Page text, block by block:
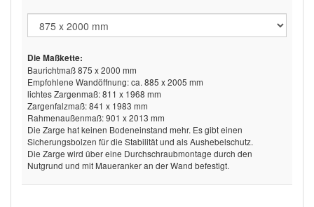
Die Maßkette:
Baurichtmaß 875 x 2000 mm
Empfohlene Wandöffnung: ca. 885 x 2005 mm
lichtes Zargenmaß: 811 x 1968 mm
Zargenfalzmaß: 841 x 1983 mm
Rahmenaußenmaß: 901 x 2013 mm
Die Zarge hat keinen Bodeneinstand mehr. Es gibt einen
Sicherungsbolzen für die Stabilität und als Aushebelschutz.
Die Zarge wird über eine Durchschraubmontage durch den
Nutgrund und mit Maueranker an der Wand befestigt.